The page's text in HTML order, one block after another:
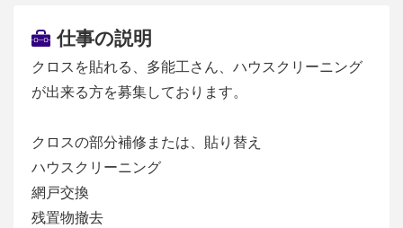
仕事の説明
クロスを貼れる、多能工さん、ハウスクリーニング
が出来る方を募集しております。
クロスの部分補修または、貼り替え
ハウスクリーニング
網戸交換
残置物撤去